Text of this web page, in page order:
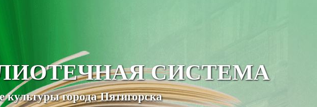
СИСТЕМА
города Пятигорска